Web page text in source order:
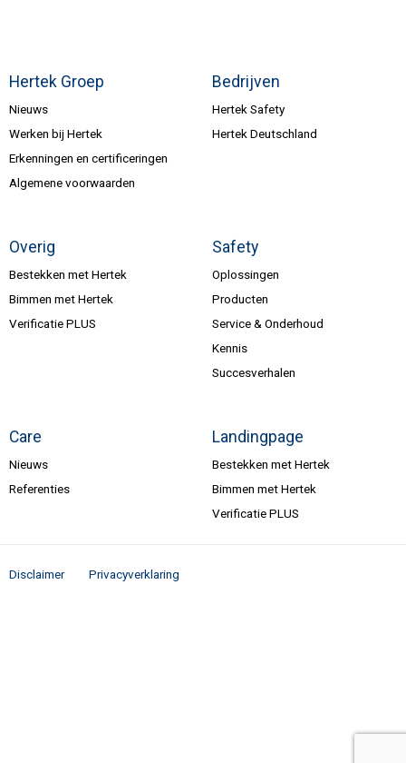
Hertek Groep
Nieuws
Werken bij Hertek
Erkenningen en certificeringen
Algemene voorwaarden
Bedrijven
Hertek Safety
Hertek Deutschland
Overig
Bestekken met Hertek
Bimmen met Hertek
Verificatie PLUS
Safety
Oplossingen
Producten
Service & Onderhoud
Kennis
Succesverhalen
Care
Nieuws
Referenties
Landingpage
Bestekken met Hertek
Bimmen met Hertek
Verificatie PLUS
Disclaimer Privacyverklaring